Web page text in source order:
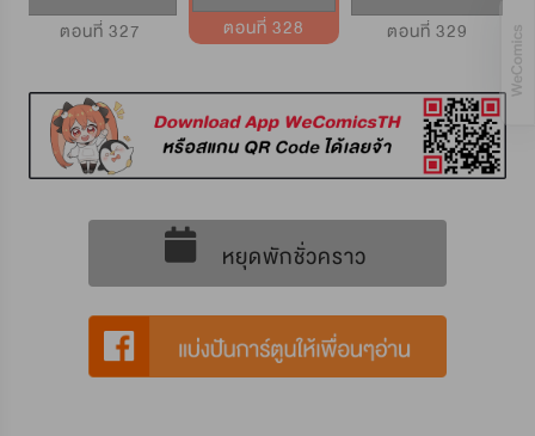
ตอนที่ 327 ตอนที่ 328 ตอนที่ 329
หยุดพักชั่วคราว